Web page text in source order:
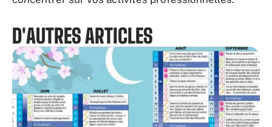
D'AUTRES ARTICLES